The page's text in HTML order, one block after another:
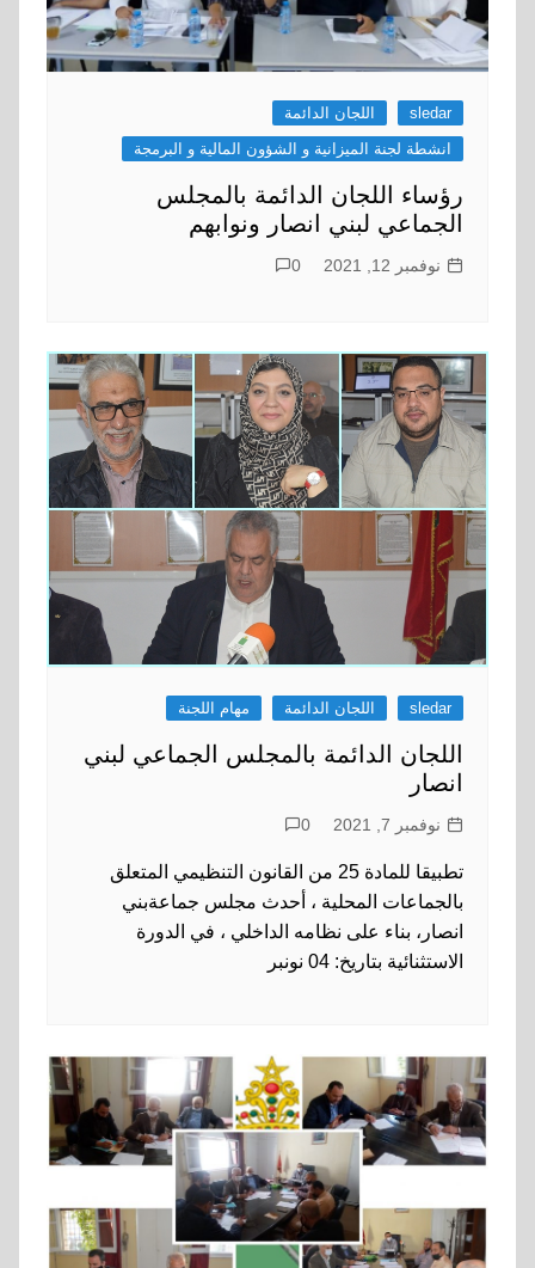
sledar
اللجان الدائمة
انشطة لجنة الميزانية و الشؤون المالية و البرمجة
رؤساء اللجان الدائمة بالمجلس
الجماعي لبني انصار ونوابهم
نوفمبر 12, 2021 0
sledar اللجان الدائمة مهام اللجنة
اللجان الدائمة بالمجلس الجماعي لبني
انصار
نوفمبر 7, 2021 0
تطبيقا للمادة 25 من القانون التنظيمي المتعلق
بالجماعات المحلية ، أحدث مجلس جماعةبني
انصار، بناء على نظامه الداخلي ، في الدورة
الاستثنائية بتاريخ: 04 نونبر